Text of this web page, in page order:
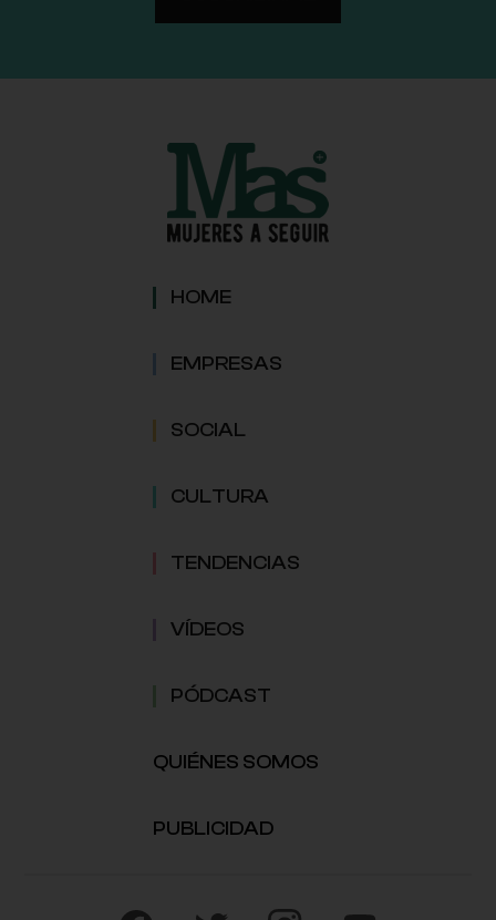
HOME
EMPRESAS
SOCIAL
CULTURA
TENDENCIAS
VÍDEOS
PÓDCAST
QUIÉNES SOMOS
PUBLICIDAD